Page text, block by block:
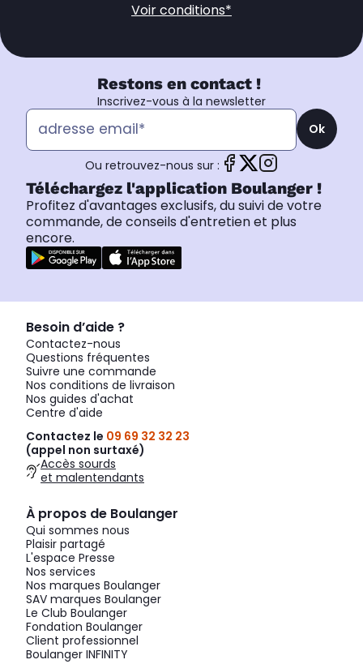
Voir conditions*
Restons en contact !
Inscrivez-vous à la newsletter
Ok
Ou retrouvez-nous sur :
Téléchargez l'application Boulanger !
Profitez d'avantages exclusifs, du suivi de votre
commande, de conseils d'entretien et plus
encore.
Besoin d’aide ?
Contactez-nous
Questions fréquentes
Suivre une commande
Nos conditions de livraison
Nos guides d'achat
Centre d'aide
Contactez le 09 69 32 32 23
(appel non surtaxé)
Accès sourds
et malentendants
À propos de Boulanger
Qui sommes nous
Plaisir partagé
L'espace Presse
Nos services
Nos marques Boulanger
SAV marques Boulanger
Le Club Boulanger
Fondation Boulanger
Client professionnel
Boulanger INFINITY